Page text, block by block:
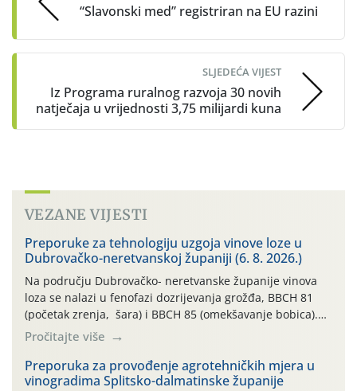
“Slavonski med” registriran na EU razini
SLJEDEĆA VIJEST
Iz Programa ruralnog razvoja 30 novih
natječaja u vrijednosti 3,75 milijardi kuna
VEZANE VIJESTI
Preporuke za tehnologiju uzgoja vinove loze u
Dubrovačko-neretvanskoj županiji (6. 8. 2026.)
Na području Dubrovačko- neretvanske županije vinova
loza se nalazi u fenofazi dozrijevanja grožđa, BBCH 81
(početak zrenja, šara) i BBCH 85 (omekšavanje bobica).
Vinova loza, ovu godinu, prolazi kroz dugotrajno sušno i
vrlo vruće razdoblje, bez oborina ili vrlo malo , što
otežava normalan razvoj i sintezu kemijskih spojeva kako
bi se dobila vrhunska sirovina. […]
Pročitajte više
Preporuka za provođenje agrotehničkih mjera u
vinogradima Splitsko-dalmatinske županije